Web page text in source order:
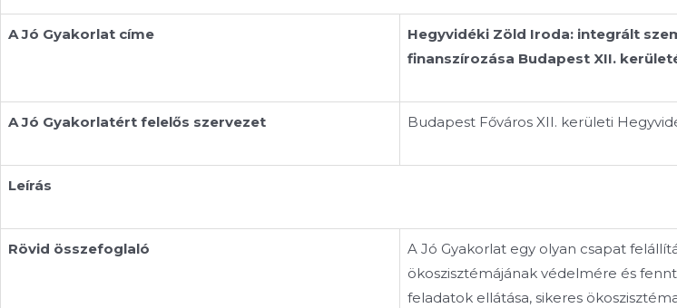
A Jó Gyakorlat címe
Hegyvidéki Zöld Iroda: integrált
finanszírozása Budapest XII.
A Jó Gyakorlatért felelős szervezet Budapest Főváros XII. kerületi
Leírás
Rövid összefoglaló
A Jó Gyakorlat egy olyan csapat
ökoszisztémájának védelmére és
feladatok ellátása, sikeres